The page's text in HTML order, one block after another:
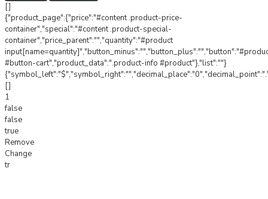
[]
{"product_page":{"price":"#content .product-price-
container","special":"#content .product-special-
container","price_parent":"","quantity":"#product
#button-cart","product_data":".product-info #product"},"list":""}
[]
1
false
false
true
Remove
Change
tr